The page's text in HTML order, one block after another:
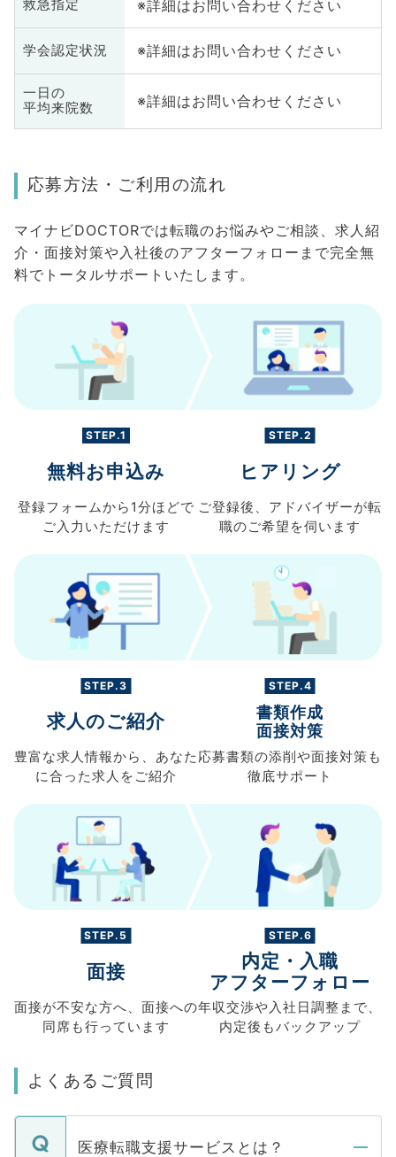
救急指定 ※詳細はお問い合わせください
学会認定状況 ※詳細はお問い合わせください
一日の
平均来院数
※詳細はお問い合わせください
応募方法・ご利用の流れ
マイナビDOCTORでは転職のお悩みやご相談、求人紹
介・面接対策や入社後のアフターフォローまで完全無
料でトータルサポートいたします。
STEP.1
無料お申込み
登録フォームから 1分ほどで
ご入力 いただけます
STEP.2
ヒアリング
ご登録後、 アドバイザーが転
職のご希望を伺います
STEP.3
求人のご紹介
豊富な求人情報から、 あなた
に合った求人を ご紹介
STEP.4
書類作成
面接対策
応募書類の添削や面接対策も
徹底サポート
STEP.5
面接
面接が不安な方へ、 面接への
同席も行っています
STEP.6
内定・入職
アフターフォロー
年収交渉や入社日調整まで、
内定後もバックアップ
よくあるご質問
医療転職支援サービスとは？